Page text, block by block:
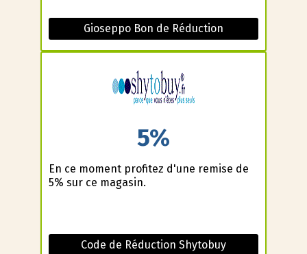
Gioseppo Bon de Réduction
5%
En ce moment profitez d'une remise de
5% sur ce magasin.
Code de Réduction Shytobuy